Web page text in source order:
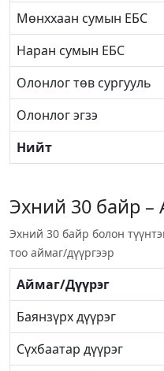
Мөнххаан сумын ЕБС
Наран сумын ЕБС
Олонлог төв сургууль
Олонлог эгзэ
Нийт
Эхний 30 байр –
Эхний 30 байр болон
тоо аймаг/дүүргээр
Аймаг/Дүүрэг
Баянзүрх дүүрэг
Сүхбаатар дүүрэг